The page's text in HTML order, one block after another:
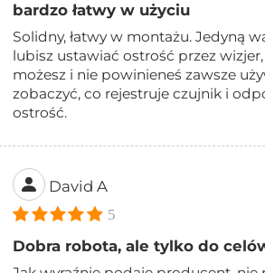
bardzo łatwy w użyciu
Solidny, łatwy w montażu. Jedyną
lubisz ustawiać ostrość przez
możesz i nie powinieneś zawsze
zobaczyć, co rejestruje czujnik i
ostrość.
David A
5
Dobra robota, ale tylko do